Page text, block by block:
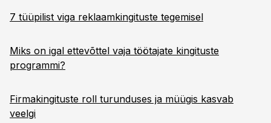
7 tüüpilist viga reklaamkingituste tegemisel
Miks on igal ettevõttel vaja töötajate kingituste
programmi?
Firmakingituste roll turunduses ja müügis kasvab
veelgi